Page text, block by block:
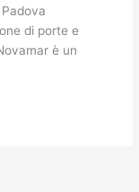
di porte e
è un